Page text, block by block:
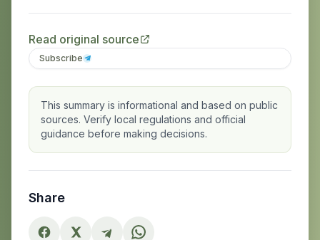
Read original source
Subscribe
This summary is informational and based on public
sources. Verify local regulations and official
guidance before making decisions.
Share